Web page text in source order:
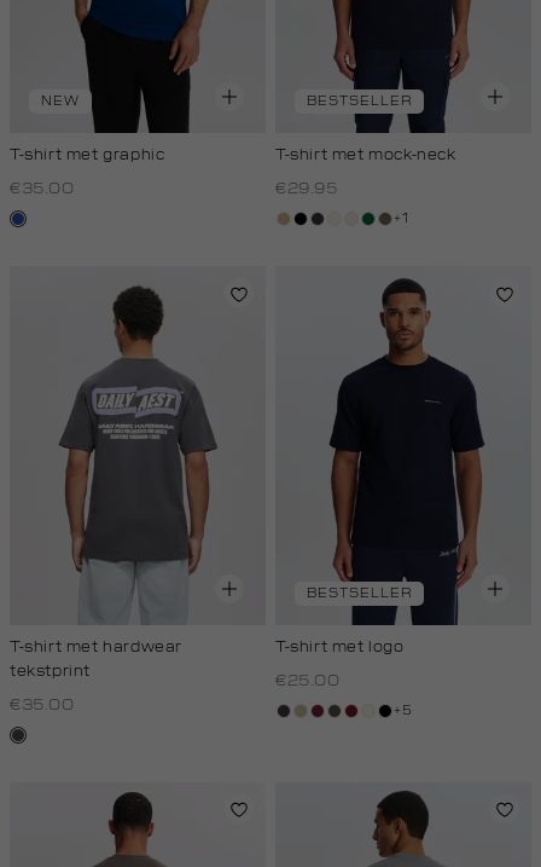
NEW
T-shirt met graphic
€35.00
kobaltblauw
BESTSELLER
T-shirt met mock-neck
€29.95
tanzwart
grijs,
kit,donkergroen
lichtbruin
+1
T-shirt met hardwear
tekstprint
€35.00
donkergrijs
BESTSELLER
T-shirt met logo
€25.00
choco
lichtzand
bordeaux
bos,rood,
wit,zwart
+5